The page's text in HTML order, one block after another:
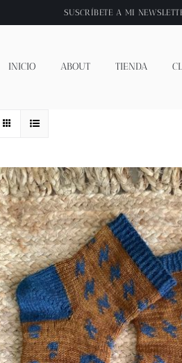
SUSCRÍBETE A MI
INICIO ABOUT TIENDA